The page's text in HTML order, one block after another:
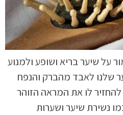
על שיער בריא ושופע ולמנוע
שלנו לאבד מהברק והנפח
לו את המראה הזוהר
נשירת שיער ושערות